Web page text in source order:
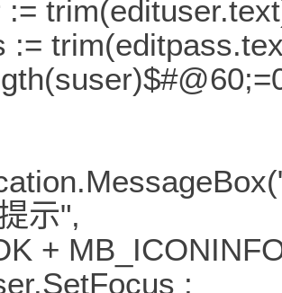
:=
:=
示",
+
;